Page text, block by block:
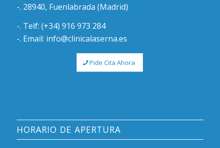
-. 28940, Fuenlabrada (Madrid)
-. Telf: (+34) 916 973 284
-. Email: info@clinicalaserna.es
Pide Cita Ahora
HORARIO DE APERTURA